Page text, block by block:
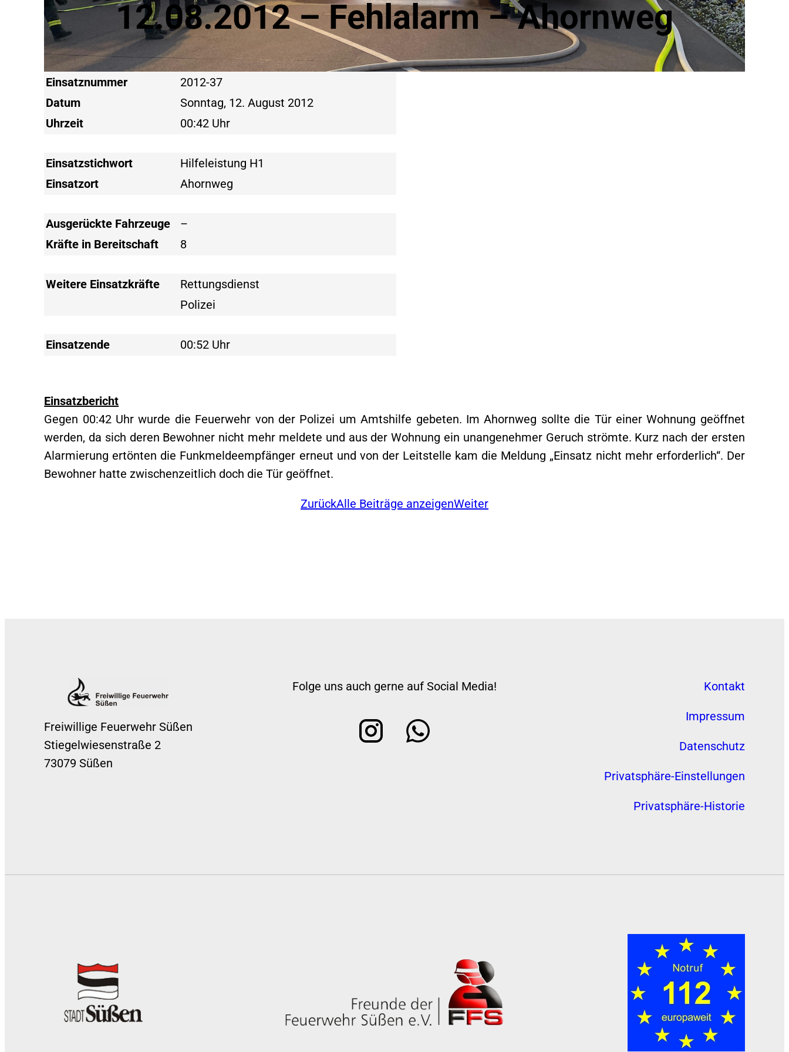
12.08.2012 – Fehlalarm – Ahornweg
Einsatznummer
2012-37
Datum
Sonntag, 12. August 2012
Uhrzeit
00:42 Uhr
Einsatzstichwort
Hilfeleistung H1
Einsatzort
Ahornweg
Ausgerückte Fahrzeuge
–
Kräfte in Bereitschaft
8
Weitere Einsatzkräfte
Rettungsdienst
Polizei
Einsatzende 00:52 Uhr
Einsatzbericht
Gegen 00:42 Uhr wurde die Feuerwehr von der Polizei um Amtshilfe gebeten. Im Ahornweg sollte die Tür einer Wohnung geöffnet
werden, da sich deren Bewohner nicht mehr meldete und aus der Wohnung ein unangenehmer Geruch strömte. Kurz nach der ersten
Alarmierung ertönten die Funkmeldeempfänger erneut und von der Leitstelle kam die Meldung „Einsatz nicht mehr erforderlich“. Der
Bewohner hatte zwischenzeitlich doch die Tür geöffnet.
ZurückAlle Beiträge anzeigenWeiter
Freiwillige Feuerwehr Süßen
Stiegelwiesenstraße 2
73079 Süßen
Folge uns auch gerne auf Social Media! Kontakt
Impressum
Datenschutz
Privatsphäre-Einstellungen
Privatsphäre-Historie